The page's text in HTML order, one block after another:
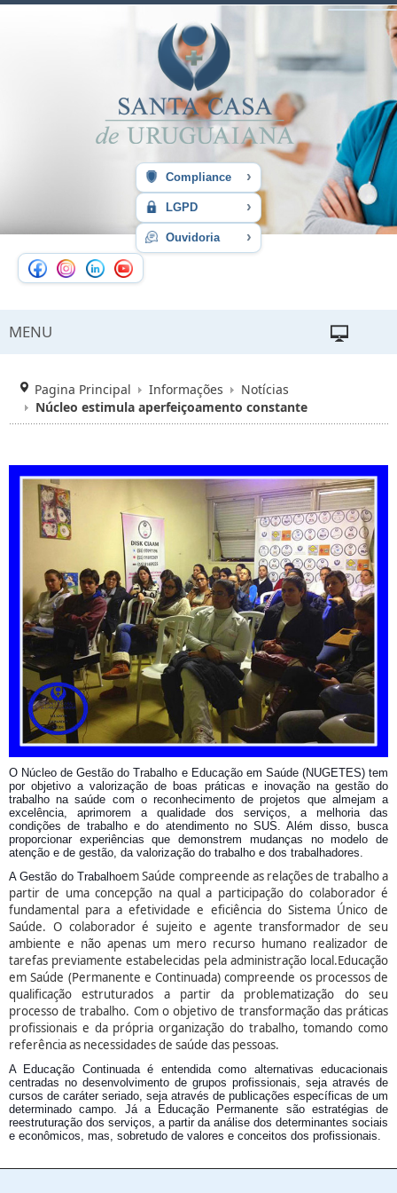
Compliance ›
LGPD ›
Ouvidoria ›
MENU
Pagina Principal Informações
Notícias
Núcleo estimula aperfeiçoamento constante
O Núcleo de Gestão do Trabalho e Educação em Saúde (NUGETES) tem
por objetivo a valorização de boas práticas e inovação na gestão do
trabalho na saúde com o reconhecimento de projetos que almejam a
excelência, aprimorem a qualidade dos serviços, a melhoria das
condições de trabalho e do atendimento no SUS. Além disso, busca
proporcionar experiências que demonstrem mudanças no modelo de
atenção e de gestão, da valorização do trabalho e dos trabalhadores.
A Gestão do Trabalhoem Saúde compreende as relações de trabalho a
partir de uma concepção na qual a participação do colaborador é
fundamental para a efetividade e eficiência do Sistema Único de
Saúde. O colaborador é sujeito e agente transformador de seu
ambiente e não apenas um mero recurso humano realizador de
tarefas previamente estabelecidas pela administração local.Educação
em Saúde (Permanente e Continuada) compreende os processos de
qualificação estruturados a partir da problematização do seu
processo de trabalho. Com o objetivo de transformação das práticas
profissionais e da própria organização do trabalho, tomando como
referência as necessidades de saúde das pessoas.
A Educação Continuada é entendida como alternativas educacionais
centradas no desenvolvimento de grupos profissionais, seja através de
cursos de caráter seriado, seja através de publicações específicas de um
determinado campo. Já a Educação Permanente são estratégias de
reestruturação dos serviços, a partir da análise dos determinantes sociais
e econômicos, mas, sobretudo de valores e conceitos dos profissionais.